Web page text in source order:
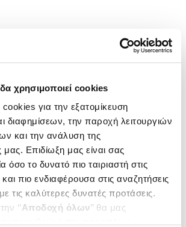
χρησιμοποιεί cookies
για την εξατομίκευση
διαφημίσεων, την παροχή λειτουργιών
και την ανάλυση της
μας. Επιδίωξη μας είναι σας
όσο το δυνατό πιο ταιριαστή στις
πιο ενδιαφέρουσα στις αναζητήσεις
τις καλύτερες δυνατές προτάσεις.
‘’Αποδοχή όλων’’ θα μας